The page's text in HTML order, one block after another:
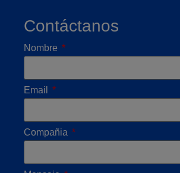
Contáctanos
Nombre
Email
Compañia